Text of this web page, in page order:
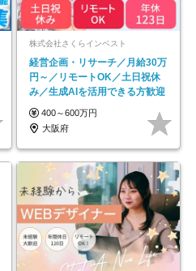
株式会社さくらインベスト
経営企画・リサーチ／月給30万
円～／リモートOK／土日祝休
み／生成AIを活用できる方歓迎
400～600万円
大阪府